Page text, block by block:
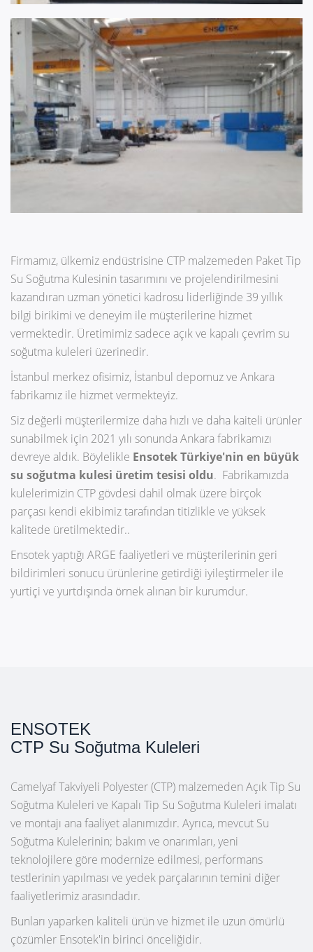
Firmamız, ülkemiz endüstrisine CTP malzemeden Paket Tip
Su Soğutma Kulesinin tasarımını ve projelendirilmesini
kazandıran uzman yönetici kadrosu liderliğinde 39 yıllık
bilgi birikimi ve deneyim ile müşterilerine hizmet
vermektedir. Üretimimiz sadece açık ve kapalı çevrim su
soğutma kuleleri üzerinedir.
İstanbul merkez ofisimiz, İstanbul depomuz ve Ankara
fabrikamız ile hizmet vermekteyiz.
Siz değerli müşterilermize daha hızlı ve daha kaiteli ürünler
sunabilmek için 2021 yılı sonunda Ankara fabrikamızı
devreye aldık. Böylelikle Ensotek Türkiye'nin en büyük
su soğutma kulesi üretim tesisi oldu. Fabrikamızda
kulelerimizin CTP gövdesi dahil olmak üzere birçok
parçası kendi ekibimiz tarafından titizlikle ve yüksek
kalitede üretilmektedir..
Ensotek yaptığı ARGE faaliyetleri ve müşterilerinin geri
bildirimleri sonucu ürünlerine getirdiği iyileştirmeler ile
yurtiçi ve yurtdışında örnek alınan bir kurumdur.
ENSOTEK
CTP Su Soğutma Kuleleri
Camelyaf Takviyeli Polyester (CTP) malzemeden Açık Tip Su
Soğutma Kuleleri ve Kapalı Tip Su Soğutma Kuleleri imalatı
ve montajı ana faaliyet alanımızdır. Ayrıca, mevcut Su
Soğutma Kulelerinin; bakım ve onarımları, yeni
teknolojilere göre modernize edilmesi, performans
testlerinin yapılması ve yedek parçalarının temini diğer
faaliyetlerimiz arasındadır.
Bunları yaparken kaliteli ürün ve hizmet ile uzun ömürlü
çözümler Ensotek'in birinci önceliğidir.